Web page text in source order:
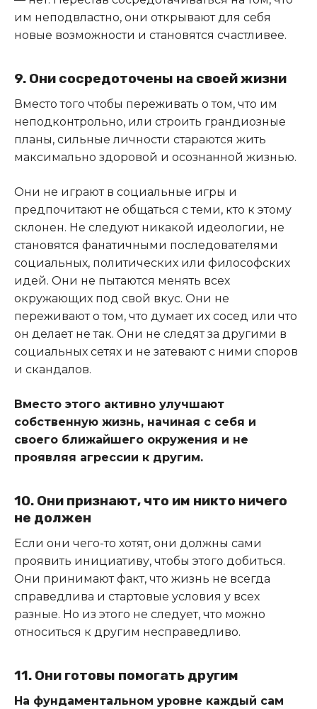
им неподвластно, они открывают для себя
новые возможности и становятся счастливее.
9. Они сосредоточены на своей жизни
Вместо того чтобы переживать о том, что им
неподконтрольно, или строить грандиозные
планы, сильные личности стараются жить
максимально здоровой и осознанной жизнью.
Они не играют в социальные игры и
предпочитают не общаться с теми, кто к этому
склонен. Не следуют никакой идеологии, не
становятся фанатичными последователями
социальных, политических или философских
идей. Они не пытаются менять всех
окружающих под свой вкус. Они не
переживают о том, что думает их сосед или что
он делает не так. Они не следят за другими в
социальных сетях и не затевают с ними споров
и скандалов.
Вместо этого активно улучшают
собственную жизнь, начиная с себя и
своего ближайшего окружения и не
проявляя агрессии к другим.
10. Они признают, что им никто ничего
не должен
Если они чего-то хотят, они должны сами
проявить инициативу, чтобы этого добиться.
Они принимают факт, что жизнь не всегда
справедлива и стартовые условия у всех
разные. Но из этого не следует, что можно
относиться к другим несправедливо.
11. Они готовы помогать другим
На фундаментальном уровне каждый сам